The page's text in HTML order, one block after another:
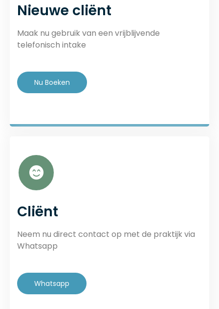
Nieuwe cliënt
Maak nu gebruik van een vrijblijvende
telefonisch intake
Nu Boeken
Cliënt
Neem nu direct contact op met de praktijk via
Whatsapp
Whatsapp